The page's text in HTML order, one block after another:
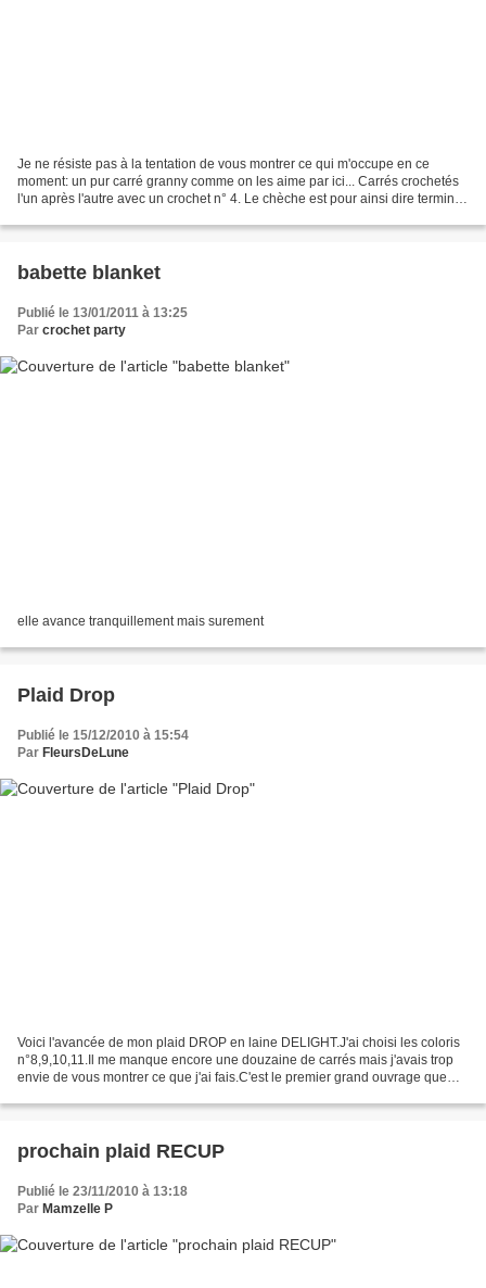
Je ne résiste pas à la tentation de vous montrer ce qui m'occupe en ce
moment: un pur carré granny comme on les aime par ici... Carrés crochetés
l'un après l'autre avec un crochet n° 4. Le chèche est pour ainsi dire terminé;
babette blanket
Publié le 13/01/2011 à 13:25
Par crochet party
elle avance tranquillement mais surement
Plaid Drop
Publié le 15/12/2010 à 15:54
Par FleursDeLune
Voici l'avancée de mon plaid DROP en laine DELIGHT.J'ai choisi les coloris
n°8,9,10,11.Il me manque encore une douzaine de carrés mais j'avais trop
envie de vous montrer ce que j'ai fais.C'est le premier grand ouvrage que
prochain plaid RECUP
Publié le 23/11/2010 à 13:18
Par Mamzelle P